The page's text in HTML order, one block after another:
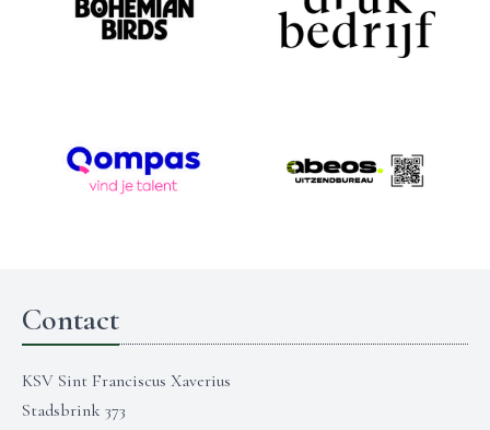
Contact
KSV Sint Franciscus Xaverius
Stadsbrink 373